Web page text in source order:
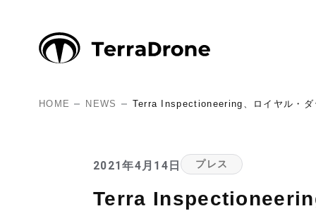
HOME NEWS Terra Inspectioneering、ロイヤル・ダ
2021年4月14日 プレス
Terra